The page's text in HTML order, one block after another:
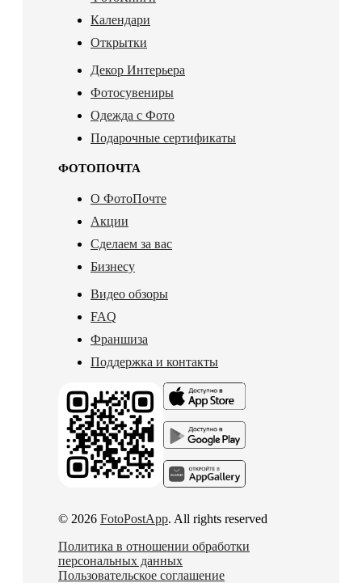
Календари
Открытки
Декор Интерьера
Фотосувениры
Одежда с Фото
Подарочные сертификаты
ФОТОПОЧТА
О ФотоПочте
Акции
Сделаем за вас
Бизнесу
Видео обзоры
FAQ
Франшиза
Поддержка и контакты
© 2026 FotoPostApp. All rights reserved
Политика в отношении обработки
персональных данных
Пользовательское соглашение